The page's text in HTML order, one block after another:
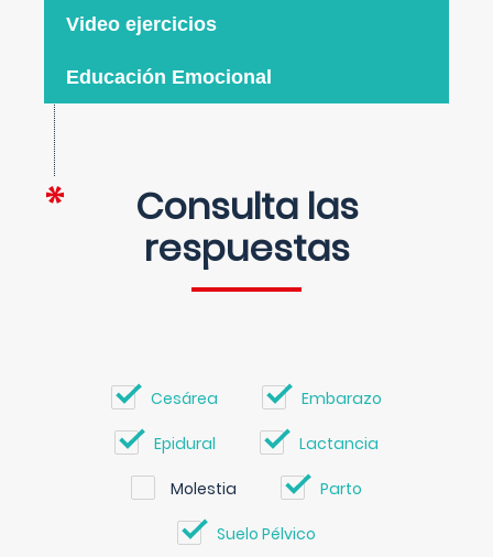
Video ejercicios
Educación Emocional
Consulta las
respuestas
Cesárea Embarazo
Epidural Lactancia
Molestia Parto
Suelo Pélvico